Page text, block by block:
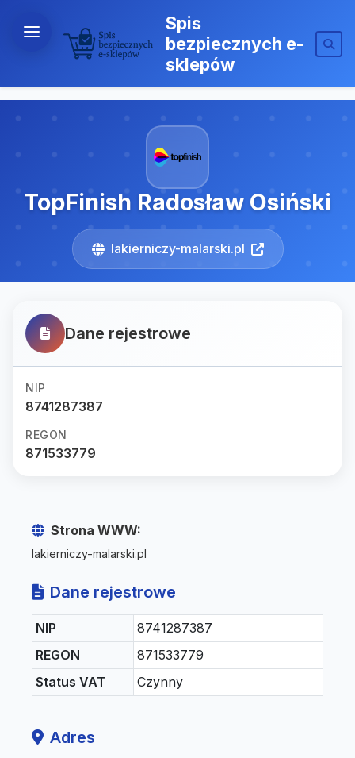
Spis
bezpiecznych e-
sklepów
TopFinish Radosław Osiński
lakierniczy-malarski.pl
Dane rejestrowe
NIP
8741287387
REGON
871533779
Strona WWW:
lakierniczy-malarski.pl
Dane rejestrowe
NIP
8741287387
REGON
871533779
Status VAT
Czynny
Adres